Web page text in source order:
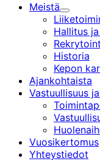
Meistä
Alavalikko
Hallitus
Historia
Kepon
Ajankohtaista
Vastuullisuus
Vuosikertomus
Yhteystiedot